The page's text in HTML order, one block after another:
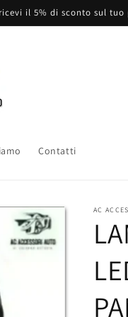
il 5% di sconto sul tuo
Contatti
AC